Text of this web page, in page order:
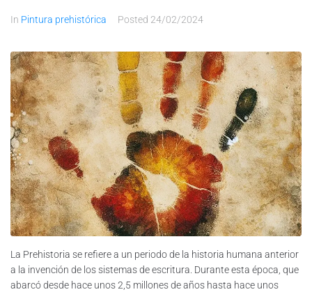
In Pintura prehistórica Posted 24/02/2024
La Prehistoria se refiere a un periodo de la historia humana anterior
a la invención de los sistemas de escritura. Durante esta época, que
abarcó desde hace unos 2,5 millones de años hasta hace unos